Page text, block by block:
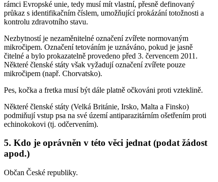
rámci Evropské unie, tedy musí mít vlastní, přesně definovaný
průkaz s identifikačním číslem, umožňující prokázání totožnosti a
kontrolu zdravotního stavu.
Nezbytností je nezaměnitelné označení zvířete normovaným
mikročipem. Označení tetováním je uznáváno, pokud je jasně
čitelné a bylo prokazatelně provedeno před 3. červencem 2011.
Některé členské státy však vyžadují označení zvířete pouze
mikročipem (např. Chorvatsko).
Pes, kočka a fretka musí být dále platně očkováni proti vzteklině.
Některé členské státy (Velká Británie, Irsko, Malta a Finsko)
podmiňují vstup psa na své území antiparazitárním ošetřením proti
echinokokovi (tj. odčervením).
5. Kdo je oprávněn v této věci jednat (podat žádost
apod.)
Občan České republiky.